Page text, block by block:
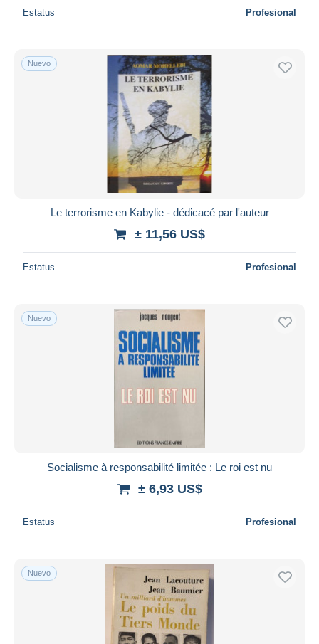
Estatus Profesional
Nuevo
Le terrorisme en Kabylie - dédicacé par l'auteur
± 11,56 US$
Estatus Profesional
Nuevo
Socialisme à responsabilité limitée : Le roi est nu
± 6,93 US$
Estatus Profesional
Nuevo